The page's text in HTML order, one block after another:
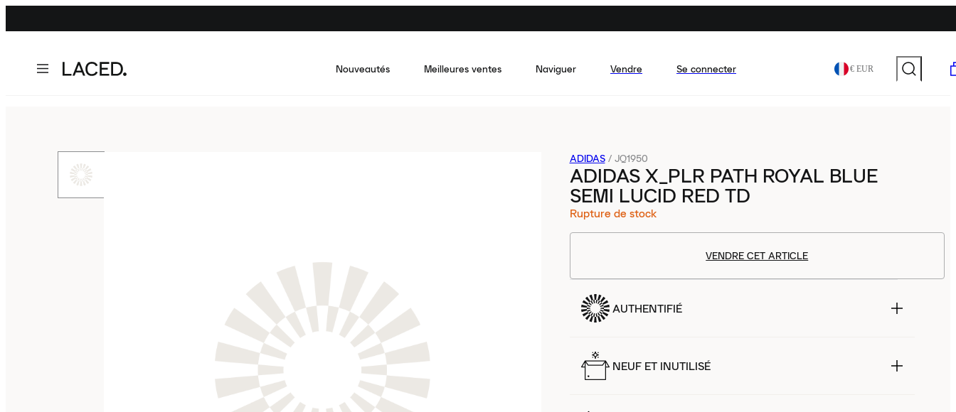
Nouveautés Meilleures ventes Naviguer Vendre Se connecter € EUR
ADIDAS / JQ1950
ADIDAS X_PLR PATH ROYAL BLUE
SEMI LUCID RED TD
Rupture de stock
VENDRE CET ARTICLE
AUTHENTIFIÉ
NEUF ET INUTILISÉ